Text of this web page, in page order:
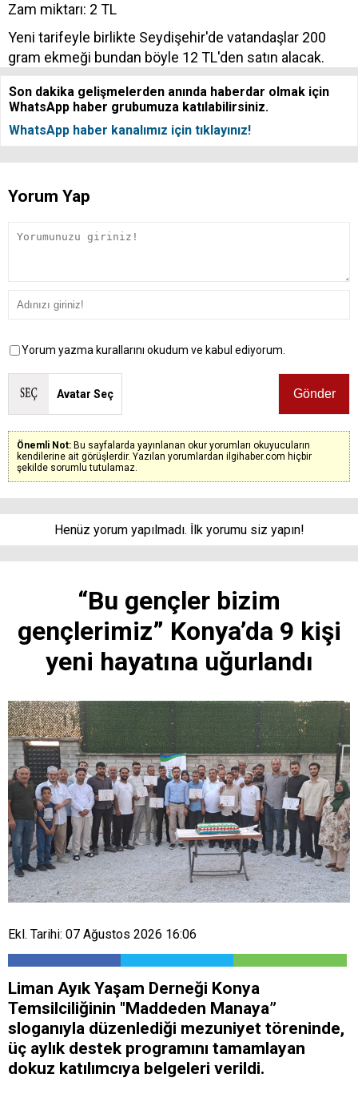
Zam miktarı: 2 TL
Yeni tarifeyle birlikte Seydişehir'de vatandaşlar 200
gram ekmeği bundan böyle 12 TL'den satın alacak.
Son dakika gelişmelerden anında haberdar olmak için
WhatsApp haber grubumuza katılabilirsiniz.
WhatsApp haber kanalımız için tıklayınız!
Yorum Yap
Yorum yazma kurallarını okudum ve kabul ediyorum.
Avatar Seç
Önemli Not: Bu sayfalarda yayınlanan okur yorumları okuyucuların
kendilerine ait görüşlerdir. Yazılan yorumlardan ilgihaber.com hiçbir
şekilde sorumlu tutulamaz.
Henüz yorum yapılmadı. İlk yorumu siz yapın!
“Bu gençler bizim
gençlerimiz” Konya’da 9 kişi
yeni hayatına uğurlandı
Ekl. Tarihi: 07 Ağustos 2026 16:06
Liman Ayık Yaşam Derneği Konya
Temsilciliğinin "Maddeden Manaya”
sloganıyla düzenlediği mezuniyet töreninde,
üç aylık destek programını tamamlayan
dokuz katılımcıya belgeleri verildi.